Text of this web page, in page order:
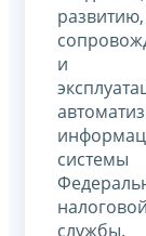
развитию,
и
системы
налоговой
службы.